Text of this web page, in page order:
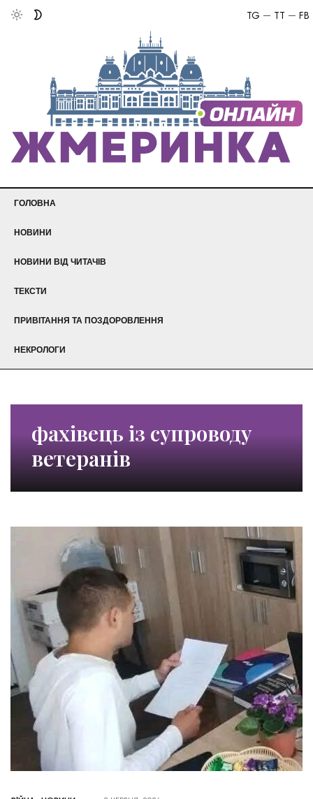
FB
TT
TG
ГОЛОВНА
НОВИНИ
НОВИНИ ВІД ЧИТАЧІВ
ТЕКСТИ
ПРИВІТАННЯ ТА ПОЗДОРОВЛЕННЯ
НЕКРОЛОГИ
фахівець із супроводу
ветеранів